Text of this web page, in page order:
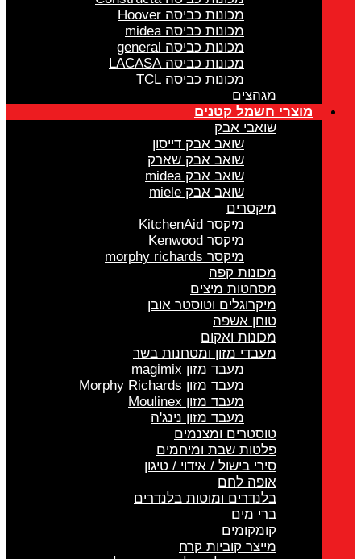
מכונות כביסה Hoover
מכונות כביסה midea
מכונות כביסה general
מכונות כביסה LACASA
מכונות כביסה TCL
מגהצים
מוצרי חשמל קטנים
שואבי אבק
שואב אבק דייסון
שואב אבק שארק
שואב אבק midea
שואב אבק miele
מיקסרים
מיקסר KitchenAid
מיקסר Kenwood
מיקסר morphy richards
מכונות קפה
מסחטות מיצים
מיקרוגלים וטוסטר אובן
טוחן אשפה
מכונות ואקום
מעבדי מזון ומטחנות בשר
מעבד מזון magimix
מעבד מזון Morphy Richards
מעבד מזון Moulinex
מעבד מזון נינג'ה
טוסטרים ומצנמים
פלטות שבת ומיחמים
סירי בישול / אידוי / טיגון
אופה לחם
בלנדרים ומוטות בלנדרים
ברי מים
קומקומים
מייצר קוביות קרח